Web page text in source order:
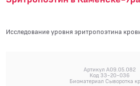
Исследование уровня эритропоэтина
Артикул A09.05.082
Код 33-20-036
Биоматериал Сыворотка